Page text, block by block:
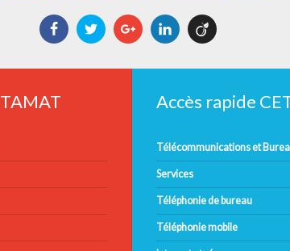
FacebookTwitter Google+LinkedIn
Accès rapide
Télécommunications et
Services
Téléphonie de bureau
Téléphonie mobile